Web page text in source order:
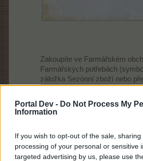
Portal Dev - Do Not Process My
Information
If you wish to opt-out of the sale,
processing of your personal or sensitive
targeted advertising by us, please use
Zakoupíte ve Farmářském
Farmářských potřebách
záložka Sezónní zboží nebo
zvukaře
Název SK
zvukového
technika